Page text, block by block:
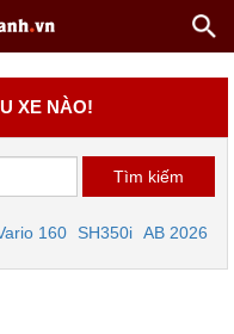
XE NÀO!
160 SH350i AB 2026